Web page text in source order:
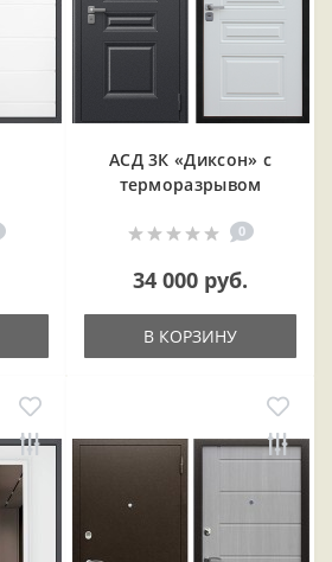
АСД 3К «Диксон» с
терморазрывом
0
34 000 руб.
В КОРЗИНУ